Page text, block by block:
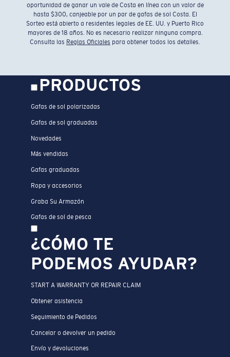
oportunidad de ganar un vale de Costa en línea con un valor de
hasta $300, canjeable por un par de gafas de sol Costa. El
Sorteo está abierto a residentes legales de EE. UU. y Puerto Rico
mayores de 18 años. No es necesario realizar ninguna compra.
Consulta las Reglas Oficiales para obtener todos los detalles.
PRODUCTOS
Gafas de sol polarizadas
Gafas de sol graduadas
Novedades
Más vendidas
Gafas graduadas
Ropa y accesorios
Graba Su Armazón
Gafas de sol de pesca
¿CÓMO TE
PODEMOS AYUDAR?
START A WARRANTY OR REPAIR CLAIM
Obtener asistencia
Seguimiento de Pedidos
Cancelar o devolver un pedido
Envío y devoluciones